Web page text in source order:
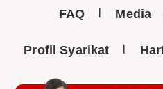
FAQ Media
Profil Syarikat